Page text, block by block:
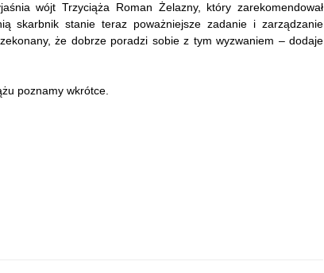
wójt Trzyciąża Roman Żelazny, który zarekomendował
skarbnik stanie teraz poważniejsze zadanie i zarządzanie
że dobrze poradzi sobie z tym wyzwaniem – dodaje
poznamy wkrótce.